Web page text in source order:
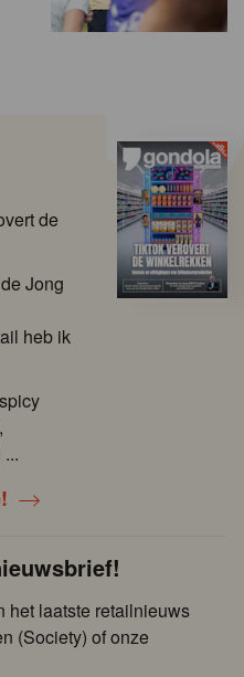
de
Jong
heb ik
het laatste retailnieuws
(Society) of onze